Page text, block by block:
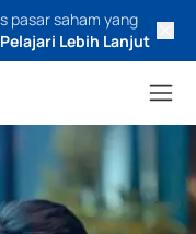
pasar saham yang
Pelajari Lebih Lanjut